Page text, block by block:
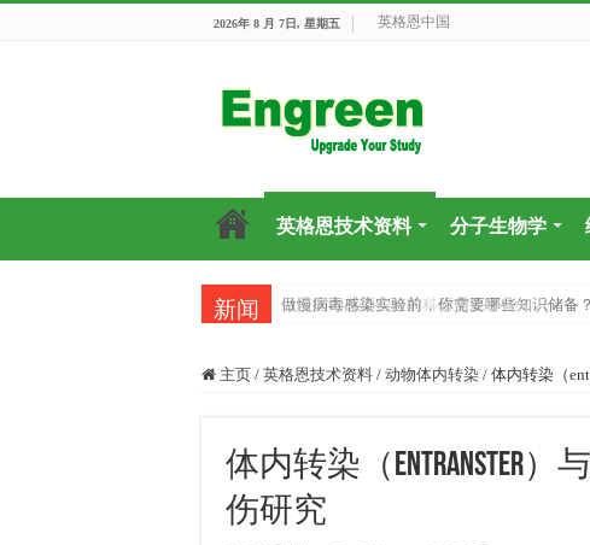
2026年 8 月 7日, 星期五 英格恩中国
英格恩技术资料 分子生物学
新闻 目前国内有哪些好的科研交流平台？
做慢病毒感染实验前，你需要哪些知识储备？
主页 / 英格恩技术资料 / 动物体内转染 / 体内转染（
体内转染（entranster）
伤研究